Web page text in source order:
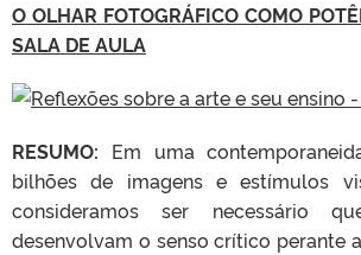
TELEFONES
O OLHAR FOTOGRÁFICO COMO
SALA DE AULA
RESUMO: Em uma
bilhões de imagens e estímulos
consideramos ser necessário
desenvolvam o senso crítico perante